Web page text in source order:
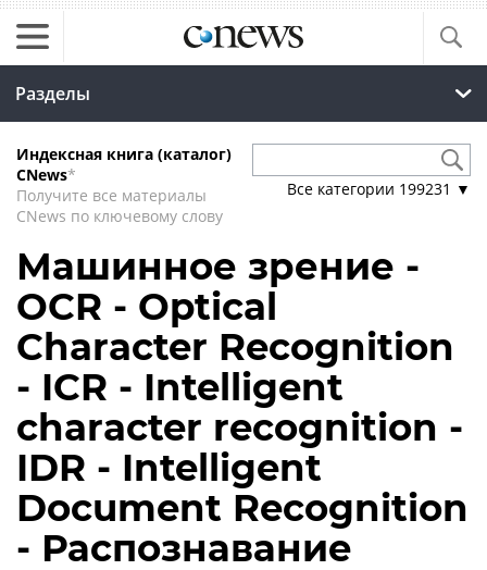
Разделы
Индексная книга (каталог)
CNews*
Получите все материалы
CNews по ключевому слову
Все категории 199231 ▼
Машинное зрение -
OCR - Optical
Character Recognition
- ICR - Intelligent
character recognition -
IDR - Intelligent
Document Recognition
- Распознавание